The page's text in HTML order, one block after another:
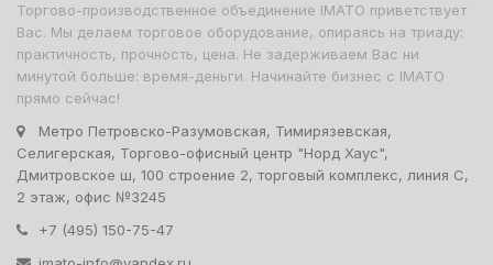
Торгово-производственное объединение IMATO приветствует
Вас. Мы делаем торговое оборудование, опираясь на триаду:
практичность, прочность, цена. Не задерживаем Вас ни
минутой больше: время-деньги. Начинайте бизнес с IMATO
прямо сейчас!
Метро Петровско-Разумовская, Тимирязевская,
Селигерская, Торгово-офисный центр "Норд Хаус",
Дмитровское ш, 100 строение 2, торговый комплекс, линия С,
2 этаж, офис №3245
+7 (495) 150-75-47